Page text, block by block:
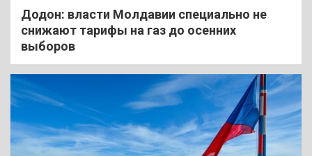
Додон: власти Молдавии специально не
снижают тарифы на газ до осенних
выборов